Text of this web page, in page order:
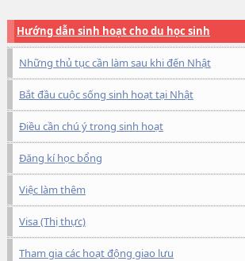
Hướng dẫn sinh hoạt cho du học sinh
Những thủ tục cần làm sau khi đến Nhật
Bắt đầu cuộc sống sinh hoạt tại Nhật
Điều cần chú ý trong sinh hoạt
Đăng kí học bổng
Việc làm thêm
Visa (Thị thực)
Tham gia các hoạt động giao lưu